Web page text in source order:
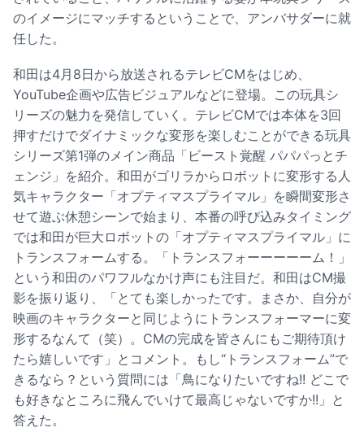
のイメージにマッチするということで、アンバサダーに就
任した。
和田は4月8日から放送されるテレビCMをはじめ、
YouTube企画や広告ビジュアルなどに登場。この玩具シ
リーズの魅力を発信していく。テレビCMでは本体を3回
押すだけでダイナミックな変形を楽しむことができる玩具
シリーズ第1弾のメイン商品「ビースト覚醒 パパパっとチ
ェンジ」を紹介。和田がゴリラからロボットに変形する人
気キャラクター「オプティマスプライマル」を瞬間変形さ
せて遊ぶ休憩シーンで始まり、本番の呼び込みタイミング
では和田が巨大ロボットの「オプティマスプライマル」に
トランスフォームする。「トランスフォーーーーーム！」
という和田のパワフルなかけ声にも注目だ。和田はCM撮
影を振り返り、「とても楽しかったです。まさか、自分が
映画のキャラクターと同じようにトランスフォーマーに変
形するなんて（笑）。CMの完成を皆さんにもご期待頂け
たら嬉しいです」とコメント。もし“トランスフォーム”で
きるなら？という質問には「鳥になりたいですね!! どこで
も好きなところに飛んでいけて最高じゃないですか!!」と
答えた。